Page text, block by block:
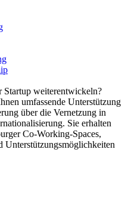
Startup weiterentwickeln?
umfassende Unterstützung
über die Vernetzung in
Sie erhalten
Co-Working-Spaces,
Unterstützungsmöglichkeiten